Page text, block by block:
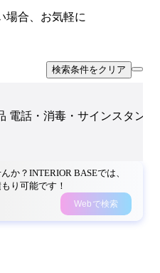
場合、お気軽に
検索条件をクリア
電話・消毒・サインスタンド
か？INTERIOR BASEでは、
り可能です！
Webで検索